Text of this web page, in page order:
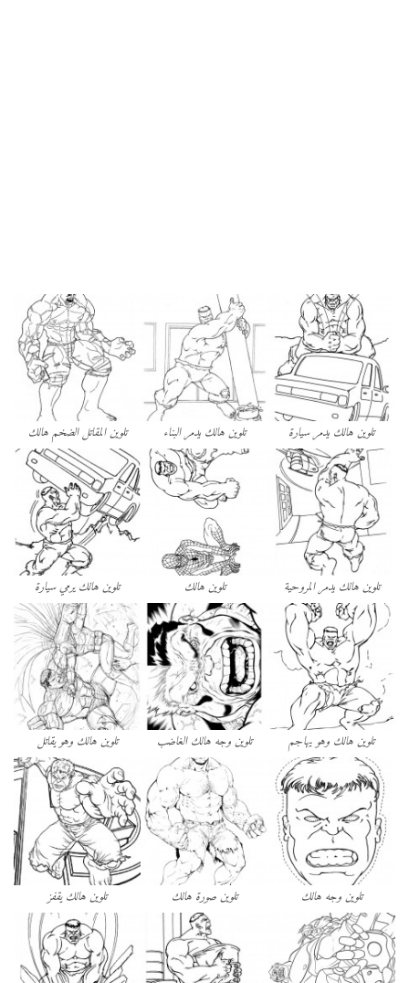
تلوين هالك يدمر سيارة تلوين هالك يدمر البناء تلوين المقاتل الضخم هالك
تلوين هالك يدمر المروحية تلوين هالك تلوين هالك يرمي سيارة
تلوين هالك وهو يهاجم تلوين وجه هالك الغاضب تلوين هالك وهو يقاتل
تلوين وجه هالك تلوين صورة هالك تلوين هالك يقفز